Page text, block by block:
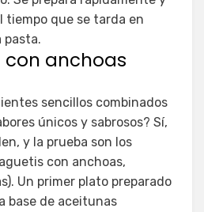
tiempo que se tarda en
pasta.
anchoas
sencillos combinados
únicos y sabrosos? Sí,
y la prueba son los
con anchoas,
Un primer plato preparado
base de aceitunas